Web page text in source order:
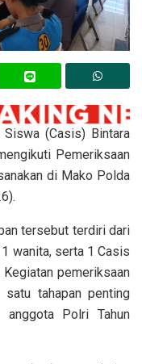
(Casis) Bintara
Pemeriksaan
di Mako Polda
tersebut terdiri dari
wanita, serta 1 Casis
Kegiatan pemeriksaan
satu tahapan penting
Polri Tahun